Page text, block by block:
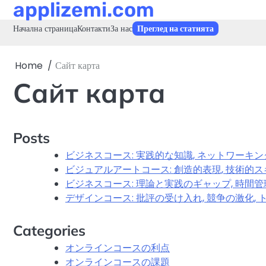
Skip
content
applizemi.com
Начална страницаКонтактиЗа нас Преглед на статията
Home Сайт карта
Сайт карта
Posts
ビジネスコース: 実践的な知識, ネットワーキ
ビジュアルアートコース: 創造的表現, 技術的
ビジネスコース: 理論と実践のギャップ, 時間
デザインコース: 批評の受け入れ, 競争の激化,
Categories
オンラインコースの利点
オンラインコースの課題